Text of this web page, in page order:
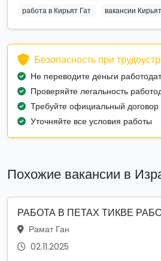
работа в Кирьят Гат
вакансии
Безопасность при
Не переводите деньги
Проверяйте легальность
Требуйте официальный договор
Уточняйте все условия работы
Похожие вакансии в
РАБОТА В ПЕТАХ ТИКВЕ
Рамат Ган
02.11.2025